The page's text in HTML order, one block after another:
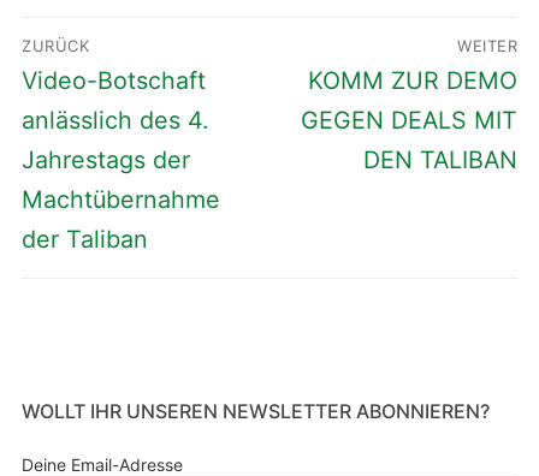
ZURÜCK
Video-Botschaft
anlässlich des 4.
Jahrestags der
Machtübernahme
der Taliban
WEITER
KOMM ZUR DEMO
GEGEN DEALS MIT
DEN TALIBAN
WOLLT IHR UNSEREN NEWSLETTER ABONNIEREN?
Deine Email-Adresse